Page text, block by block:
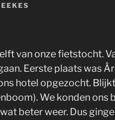
van onze fietstocht.
Eerste plaats was
hotel opgezocht.
We konden ons
beter weer. Dus